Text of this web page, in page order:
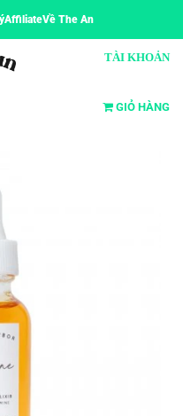
AffiliateVề The An
TÀI KHOẢN
GIỎ HÀNG